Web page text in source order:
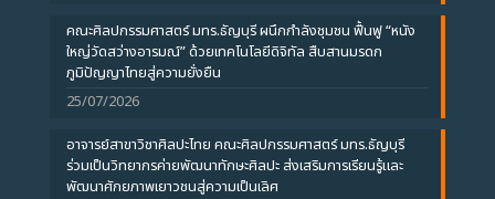
คณะศิลปกรรมศาสตร์ มทร.ธัญบุรี ผนึกกำลังชุมชน ฟื้นฟู “หนัง
ใหญ่วัดสว่างอารมณ์” ด้วยเทคโนโลยีดิจิทัล สืบสานมรดก
ภูมิปัญญาไทยสู่ความยั่งยืน
25/07/2026
อาจารย์สาขาวิชาศิลปะไทย คณะศิลปกรรมศาสตร์ มทร.ธัญบุรี
ร่วมเป็นวิทยากรค่ายพัฒนาทักษะศิลปะ ส่งเสริมการเรียนรู้และ
พัฒนาศักยภาพเยาวชนสู่ความเป็นเลิศ